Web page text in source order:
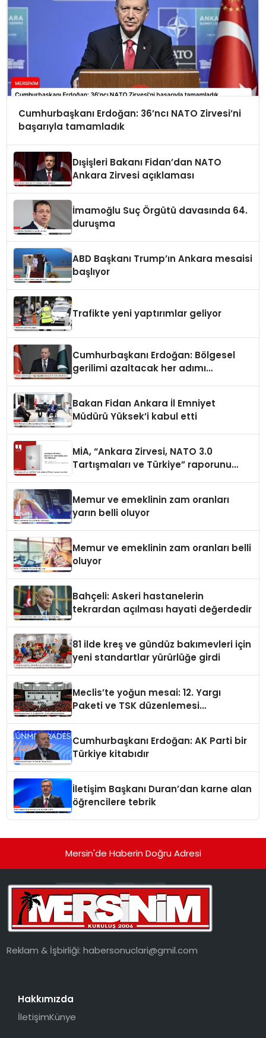
Cumhurbaşkanı Erdoğan: 36’ncı NATO Zirvesi’ni
başarıyla tamamladık
Dışişleri Bakanı Fidan’dan NATO
Ankara Zirvesi açıklaması
İmamoğlu Suç Örgütü davasında 64.
duruşma
ABD Başkanı Trump’ın Ankara mesaisi
başlıyor
Trafikte yeni yaptırımlar geliyor
Cumhurbaşkanı Erdoğan: Bölgesel
gerilimi azaltacak her adımı
Bakan Fidan Ankara İl Emniyet
Müdürü Yüksek’i kabul etti
MİA, “Ankara Zirvesi, NATO 3.0
Tartışmaları ve Türkiye” raporunu
Memur ve emeklinin zam oranları
yarın belli oluyor
Memur ve emeklinin zam oranları belli
oluyor
Bahçeli: Askeri hastanelerin
tekrardan açılması hayati değerdedir
81 ilde kreş ve gündüz bakımevleri için
yeni standartlar yürürlüğe girdi
Meclis’te yoğun mesai: 12. Yargı
Paketi ve TSK düzenlemesi
Cumhurbaşkanı Erdoğan: AK Parti bir
Türkiye kitabıdır
İletişim Başkanı Duran’dan karne alan
öğrencilere tebrik
Mersin'de Haberin Doğru Adresi
Reklam & İşbirliği:habersonuclari@gmil.com
Hakkımızda
İletişimKünye